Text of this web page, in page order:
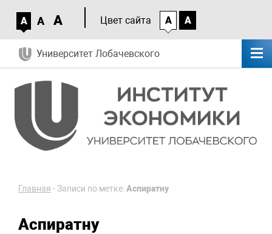
A A A Цвет сайта A A
Университет Лобачевского
Главная -Записи по метке: Аспиратну
Аспиратну